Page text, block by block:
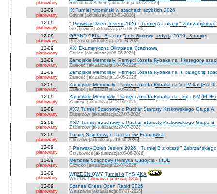
planowany Rudnik nad Sanem [aktualizacja:03-08-2026]
12-09
planowany
IX Turniej witomiński w szachach szybkich 2026
Gdynia [aktualizacja:13-03-2026]
12-09
planowany
" Pierwszy Dzień Jesieni 2026 " Turniej A z okazji " Zabrzańskiego
Grzybowice [aktualizacja:05-08-2026]
12-09
planowany
GRAND PRIX - Szacho-Tenis Stołowy - edycja 2026 - 3 turniej
Poczesna [aktualizacja:26-04-2026]
12-09
planowany
XXI Ekumeniczna Olimpiada Szachowa
Gorlice [aktualizacja:08-05-2026]
12-09
planowany
Zamojskie Memoriały: Pamięci Józefa Rybaka na II kategorię
Zamość [aktualizacja:18-05-2026]
12-09
planowany
Zamojskie Memoriały: Pamięci Józefa Rybaka na III kategorię
Zamość [aktualizacja:18-05-2026]
12-09
planowany
Zamojskie Memoriały: Pamięci Józefa Rybaka na V i IV kat
Zamość [aktualizacja:18-05-2026]
12-09
planowany
Zamojskie Memoriały: Pamięci Józefa Rybaka na I kat i KM (FIDE)
Zamość [aktualizacja:18-05-2026]
12-09
planowany
XXV Turniej Szachowy o Puchar Starosty Krakowskiego Grupa A
Zabierzów [aktualizacja:27-07-2026]
12-09
planowany
XXV Turniej Szachowy o Puchar Starosty Krakowskiego Grupa B
Zabierzów [aktualizacja:27-07-2026]
12-09
planowany
Turniej Szachowy o Puchar św. Franciszka
Chorzów [aktualizacja:18-06-2026]
12-09
planowany
" Pierwszy Dzień Jesieni 2026 " Turniej B z okazji "
Grzybowice [aktualizacja:05-08-2026]
12-09
planowany
Memoriał Szachowy Henryka Gudojcia - FIDE
Giżycko [aktualizacja:22-07-2026]
12-09
planowany
WRZEŚNIOWY Turniej o TYSIAKA
Wrocław [aktualizacja:dzisiaj 08:47]
12-09
planowany
Szansa Chess Open Rapid 2026
Warszawa [aktualizacja:07-07-2026]